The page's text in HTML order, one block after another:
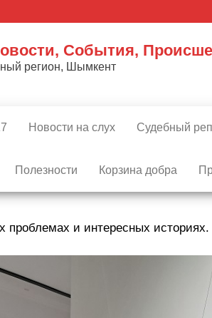
События,
регион, Шымкент
Новости на слух Судебный
Полезности Корзина добра
проблемах и интересных